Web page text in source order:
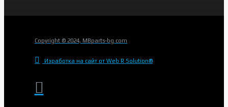
Copyright © 2024, MBparts-bg.com
Изработка на сайт от Web R Solution®